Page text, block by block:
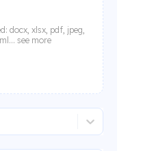
docx, xlsx, pdf, jpeg,
see more